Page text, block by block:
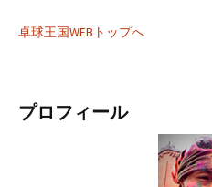
卓球王国WEBトップへ
プロフィール